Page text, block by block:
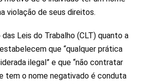
violação de seus direitos.
Leis do Trabalho (CLT) quanto a
que “qualquer prática
ilegal” e que “não contratar
tem o nome negativado é conduta